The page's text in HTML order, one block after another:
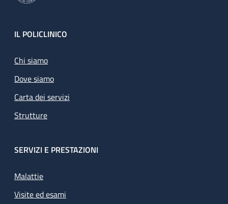
Footer
IL POLICLINICO
Chi siamo
Dove siamo
Carta dei servizi
Strutture
SERVIZI E PRESTAZIONI
Malattie
Visite ed esami